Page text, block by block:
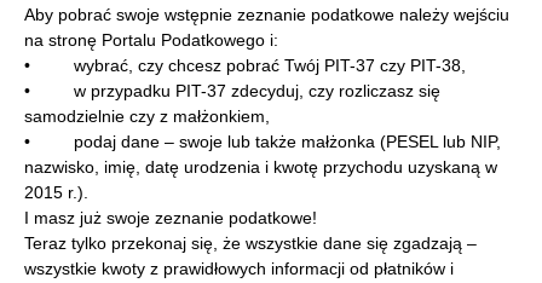
Aby pobrać swoje wstępnie zeznanie podatkowe należy wejściu
na stronę Portalu Podatkowego i:
• wybrać, czy chcesz pobrać Twój PIT-37 czy PIT-38,
• w przypadku PIT-37 zdecyduj, czy rozliczasz się
samodzielnie czy z małżonkiem,
• podaj dane – swoje lub także małżonka (PESEL lub NIP,
nazwisko, imię, datę urodzenia i kwotę przychodu uzyskaną w
2015 r.).
I masz już swoje zeznanie podatkowe!
Teraz tylko przekonaj się, że wszystkie dane się zgadzają –
wszystkie kwoty z prawidłowych informacji od płatników i